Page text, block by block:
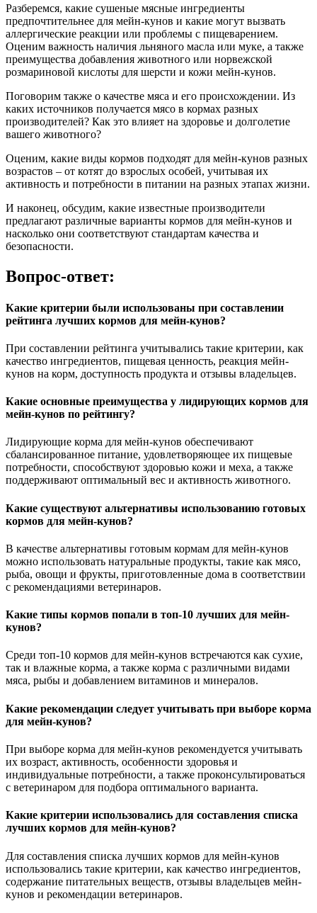
Разберемся, какие сушеные мясные ингредиенты
предпочтительнее для мейн-кунов и какие могут вызвать
аллергические реакции или проблемы с пищеварением.
Оценим важность наличия льняного масла или муке, а также
преимущества добавления животного или норвежской
розмариновой кислоты для шерсти и кожи мейн-кунов.
Поговорим также о качестве мяса и его происхождении. Из
каких источников получается мясо в кормах разных
производителей? Как это влияет на здоровье и долголетие
вашего животного?
Оценим, какие виды кормов подходят для мейн-кунов разных
возрастов – от котят до взрослых особей, учитывая их
активность и потребности в питании на разных этапах жизни.
И наконец, обсудим, какие известные производители
предлагают различные варианты кормов для мейн-кунов и
насколько они соответствуют стандартам качества и
безопасности.
Вопрос-ответ:
Какие критерии были использованы при составлении
рейтинга лучших кормов для мейн-кунов?
При составлении рейтинга учитывались такие критерии, как
качество ингредиентов, пищевая ценность, реакция мейн-
кунов на корм, доступность продукта и отзывы владельцев.
Какие основные преимущества у лидирующих кормов для
мейн-кунов по рейтингу?
Лидирующие корма для мейн-кунов обеспечивают
сбалансированное питание, удовлетворяющее их пищевые
потребности, способствуют здоровью кожи и меха, а также
поддерживают оптимальный вес и активность животного.
Какие существуют альтернативы использованию готовых
кормов для мейн-кунов?
В качестве альтернативы готовым кормам для мейн-кунов
можно использовать натуральные продукты, такие как мясо,
рыба, овощи и фрукты, приготовленные дома в соответствии
с рекомендациями ветеринаров.
Какие типы кормов попали в топ-10 лучших для мейн-
кунов?
Среди топ-10 кормов для мейн-кунов встречаются как сухие,
так и влажные корма, а также корма с различными видами
мяса, рыбы и добавлением витаминов и минералов.
Какие рекомендации следует учитывать при выборе корма
для мейн-кунов?
При выборе корма для мейн-кунов рекомендуется учитывать
их возраст, активность, особенности здоровья и
индивидуальные потребности, а также проконсультироваться
с ветеринаром для подбора оптимального варианта.
Какие критерии использовались для составления списка
лучших кормов для мейн-кунов?
Для составления списка лучших кормов для мейн-кунов
использовались такие критерии, как качество ингредиентов,
содержание питательных веществ, отзывы владельцев мейн-
кунов и рекомендации ветеринаров.